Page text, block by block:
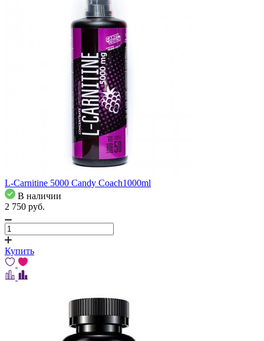
L-Carnitine 5000 Candy Coach1000ml
В наличии
2 750 pуб.
Купить